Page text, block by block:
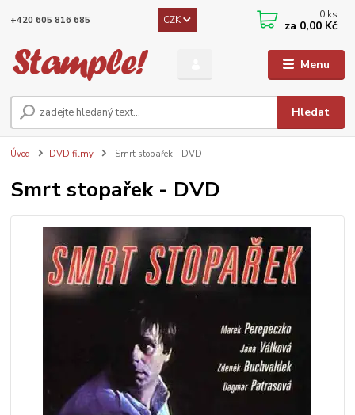
Menu
CZK
Hledat
+420 605 816 685 0 ks
za 0,00 Kč
Úvod DVD filmy Smrt stopařek - DVD
Smrt stopařek - DVD